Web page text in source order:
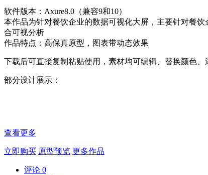
软件版本：Axure8.0（兼容9和10）
本作品为针对餐饮企业的数据可视化大屏，主要针对餐
合可视分析
作品特点：高保真原型，图表带动态效果
下载后可直接复制粘贴使用，素材均可编辑、替换颜色、
部分设计展示：
查看更多
立即购买 原型预览 更多作品
评论 0